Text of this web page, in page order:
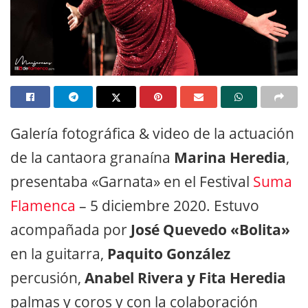
Galería fotográfica & video de la actuación
de la cantaora granaína Marina Heredia,
presentaba «Garnata» en el Festival Suma
Flamenca – 5 diciembre 2020. Estuvo
acompañada por José Quevedo «Bolita»
en la guitarra, Paquito González
percusión, Anabel Rivera y Fita Heredia
palmas y coros y con la colaboración